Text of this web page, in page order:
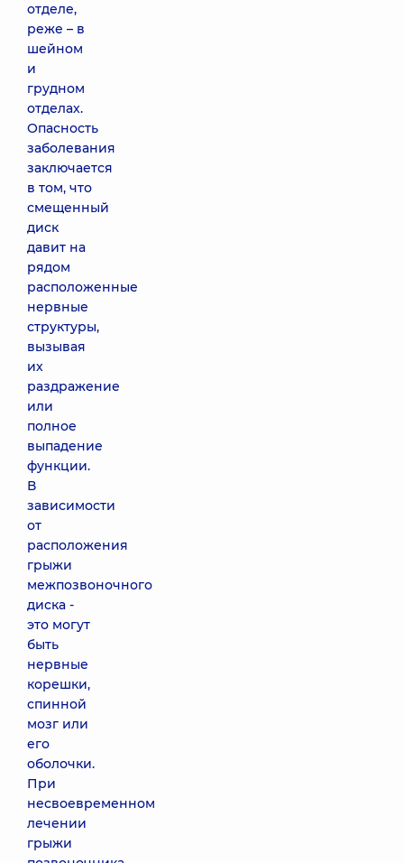
отделе,
реже – в
шейном
и
грудном
отделах.
Опасность
заболевания
заключается
в том, что
смещенный
диск
давит на
рядом
расположенные
нервные
структуры,
вызывая
их
раздражение
или
полное
выпадение
функции.
В
зависимости
от
расположения
грыжи
межпозвоночного
диска -
это могут
быть
нервные
корешки,
спинной
мозг или
его
оболочки.
При
несвоевременном
лечении
грыжи